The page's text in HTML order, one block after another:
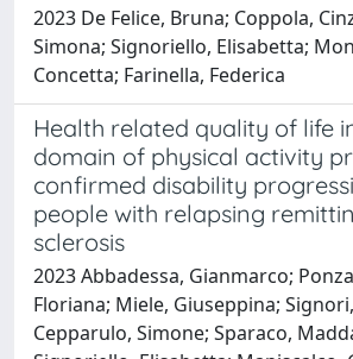
2023 De Felice, Bruna; Coppola,
Simona; Signoriello, Elisabetta;
Concetta; Farinella, Federica
Health related quality of life
domain of physical activity
confirmed disability
people with relapsing
sclerosis
2023 Abbadessa, Gianmarco;
Floriana; Miele, Giuseppina;
Cepparulo, Simone; Sparaco,